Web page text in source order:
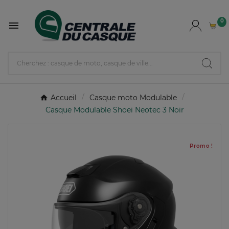
 0
Accueil
Casque moto Modulable
Casque Modulable Shoei Neotec 3 Noir
Promo !